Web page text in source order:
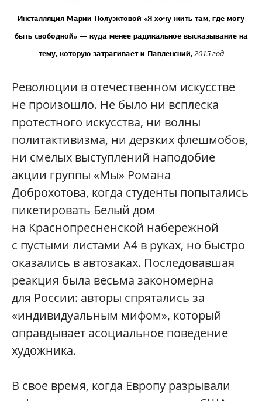
Инсталляция Марии Полуэктовой «Я хочу жить там, где могу
быть свободной» — куда менее радикальное высказывание на
тему, которую затрагивает и Павленский, 2015 год
Революции в отечественном искусстве
не произошло. Не было ни всплеска
протестного искусства, ни волны
политактивизма, ни дерзких флешмобов,
ни смелых выступлений наподобие
акции группы «Мы» Романа
Доброхотова, когда студенты попытались
пикетировать Белый дом
на Краснопресненской набережной
с пустыми листами А4 в руках, но быстро
оказались в автозаках. Последовавшая
реакция была весьма закономерна
для России: авторы спрятались за
«индивидуальным мифом», который
оправдывает асоциальное поведение
художника.
В свое время, когда Европу разрывали